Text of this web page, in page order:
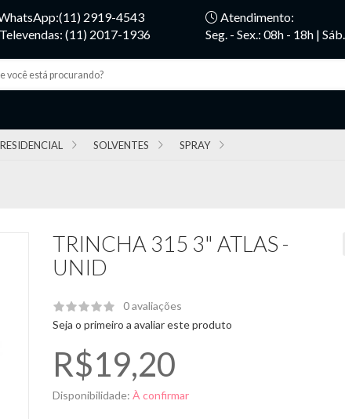
2919-4543
(11) 2017-1936
Atendimento:
Seg. - Sex.: 08h - 18h |
RESIDENCIAL SOLVENTES SPRAY
TRINCHA 315 3" ATLAS -
UNID
0 avaliações
Seja o primeiro a avaliar este produto
R$19,20
Disponibilidade: À confirmar